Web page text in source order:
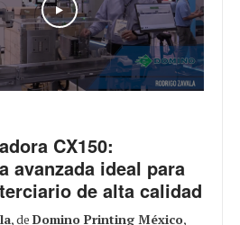
Play
CX150:
avanzada ideal para
de alta calidad
, de Domino Printing México,